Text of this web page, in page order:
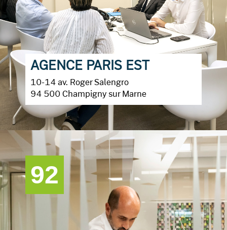
AGENCE PARIS EST
10-14 av. Roger Salengro
94 500 Champigny sur Marne
92